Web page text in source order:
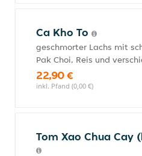
Ca Kho To
geschmorter Lachs mit
Pak Choi, Reis und
22,90 €
inkl. Pfand (0,00 €)
Tom Xao Chua Cay